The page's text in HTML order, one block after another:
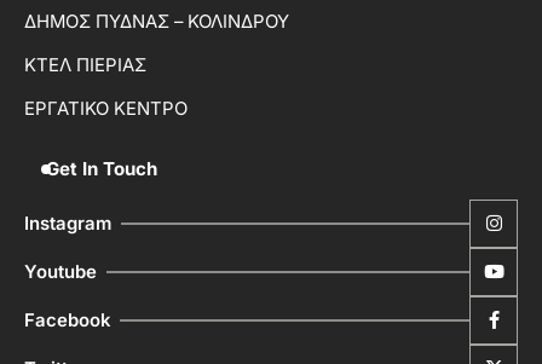
ΔΗΜΟΣ ΠΥΔΝΑΣ – ΚΟΛΙΝΔΡΟΥ
ΚΤΕΛ ΠΙΕΡΙΑΣ
ΕΡΓΑΤΙΚΟ ΚΕΝΤΡΟ
Get In Touch
Instagram
Youtube
Facebook